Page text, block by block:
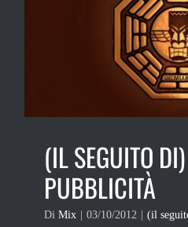
(IL SEGUITO
PUBBLICITÀ
Di Mix 03/10/2012 (il